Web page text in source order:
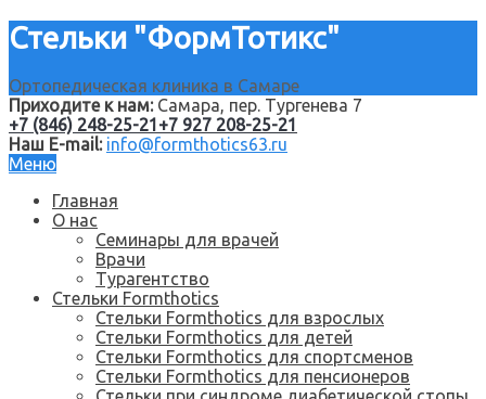
Стельки "ФормТотикс"
Ортопедическая клиника в Самаре
Приходите к нам:Самара, пер. Тургенева 7
+7 (846) 248-25-21 +7 927 208-25-21
Наш E-mail: info@formthotics63.ru
Меню
Главная
О нас
Семинары для врачей
Врачи
Турагентство
Стельки Formthotics
Стельки Formthotics для взрослых
Стельки Formthotics для детей
Стельки Formthotics для спортсменов
Стельки Formthotics для пенсионеров